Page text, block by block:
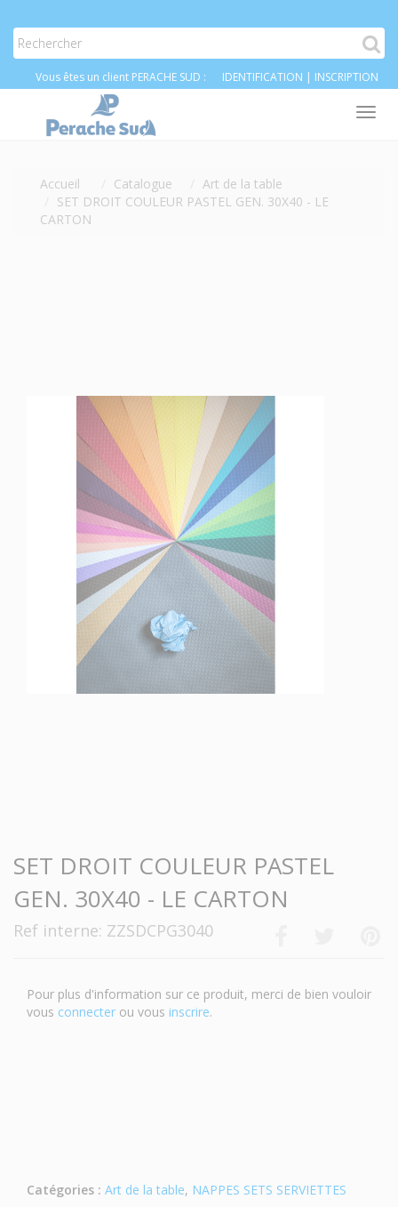
Vous êtes un client PERACHE SUD : IDENTIFICATION | INSCRIPTION
Accueil Catalogue
Art de la table
SET DROIT COULEUR PASTEL GEN. 30X40 - LE
CARTON
SET DROIT COULEUR PASTEL
GEN. 30X40 - LE CARTON
Ref interne: ZZSDCPG3040
Pour plus d'information sur ce produit, merci de bien vouloir
vous connecter ou vous inscrire.
Catégories : Art de la table, NAPPES SETS SERVIETTES